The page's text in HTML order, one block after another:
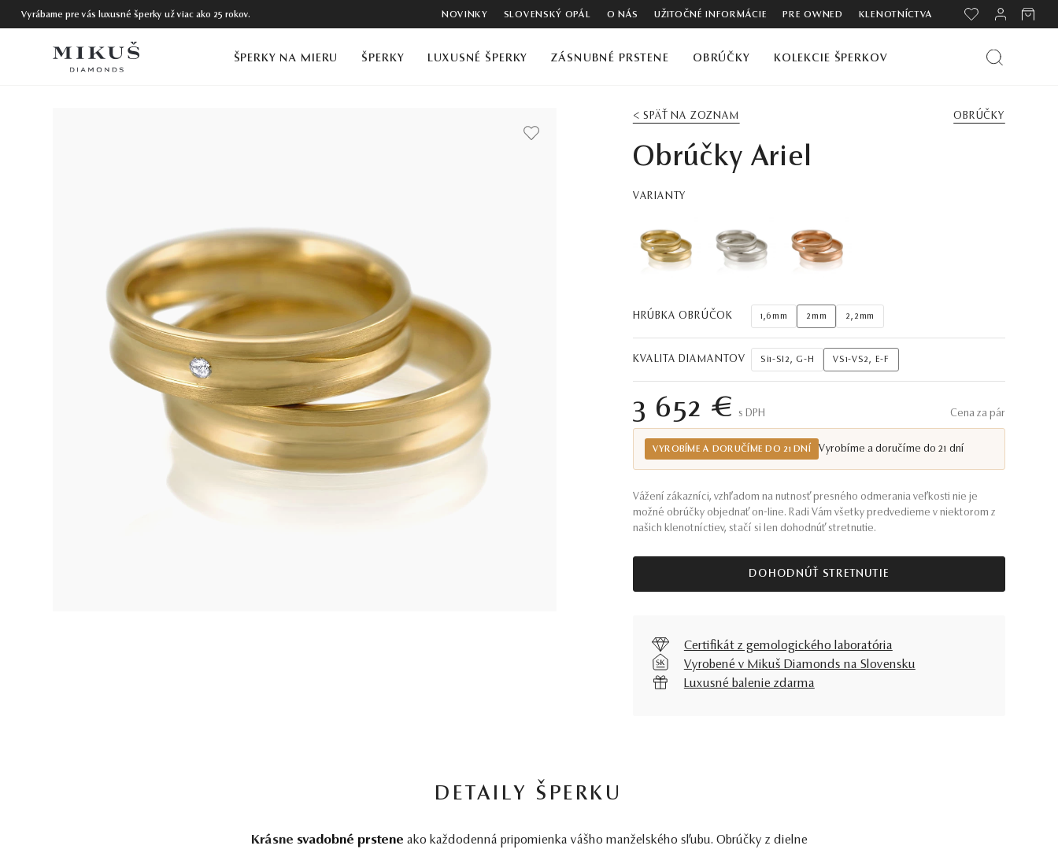
Vyrábame pre vás luxusné šperky už viac ako 25 rokov. NOVINKY SLOVENSKÝ OPÁL O NÁS UŽITOČNÉ INFORMÁCIE PRE OWNED KLENOTNÍCTVA
ŠPERKY NA MIERU ŠPERKY LUXUSNÉ ŠPERKY ZÁSNUBNÉ PRSTENE OBRÚČKY KOLEKCIE ŠPERKOV
< SPÄŤ NA ZOZNAM OBRÚČKY
Obrúčky Ariel
VARIANTY
HRÚBKA OBRÚČOK 1,6mm 2mm 2,2mm
KVALITA DIAMANTOV Si1-SI2, G-H VS1-VS2, E-F
3 652 € S DPH Cena za pár
VYROBÍME A DORUČÍME DO 21 DNÍ Vyrobíme a doručíme do 21 dní
Vážení zákazníci, vzhľadom na nutnosť presného odmerania veľkosti nie je
možné obrúčky objednať on-line. Radi Vám všetky predvedieme v niektorom z
našich klenotníctiev, stačí si len dohodnúť stretnutie.
DOHODNÚŤ STRETNUTIE
Certifikát z gemologického laboratória
Vyrobené v Mikuš Diamonds na Slovensku
Luxusné balenie zdarma
DETAILY ŠPERKU
Krásne svadobné prstene ako každodenná pripomienka vášho manželského sľubu. Obrúčky z dielne